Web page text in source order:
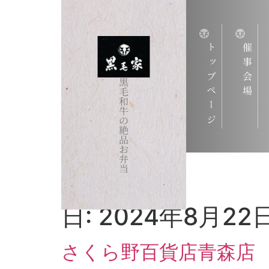
黒
毛
和
牛
の
絶
品
お
弁
当
トップページ 催事会場
日:2024年8月22
さくら野百貨店青森店